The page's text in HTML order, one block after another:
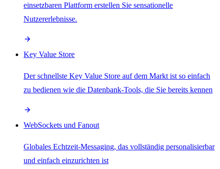
einsetzbaren Plattform erstellen Sie sensationelle
Nutzererlebnisse.
Key Value Store
Der schnellste Key Value Store auf dem Markt ist so einfach
zu bedienen wie die Datenbank-Tools, die Sie bereits kennen
WebSockets und Fanout
Globales Echtzeit-Messaging, das vollständig personalisierbar
und einfach einzurichten ist